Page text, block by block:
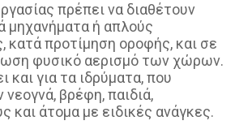
πρέπει να διαθέτουν
μηχανήματα ή απλούς
κατά προτίμηση οροφής, και σε
φυσικό αερισμό των χώρων.
και για τα ιδρύματα, που
νεογνά, βρέφη, παιδιά,
και άτομα με ειδικές ανάγκες.